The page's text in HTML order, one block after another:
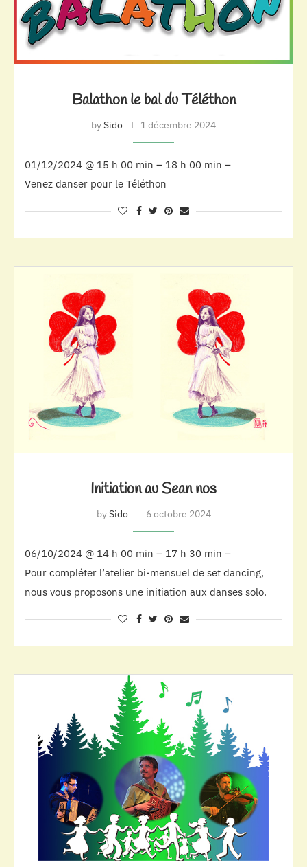
Balathon le bal du Téléthon
bySido 1 décembre 2024
01/12/2024 @ 15 h 00 min – 18 h 00 min –
Venez danser pour le Téléthon
Initiation au Sean nos
bySido 6 octobre 2024
06/10/2024 @ 14 h 00 min – 17 h 30 min –
Pour compléter l’atelier bi-mensuel de set dancing,
nous vous proposons une initiation aux danses solo.